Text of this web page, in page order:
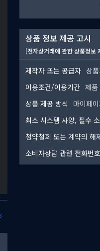
상품 정보 제공 고시
[전자상거래에 관한 상품정보
제작자 또는 공급자 상
이용조건/이용기간 제
상품 제공 방식
마이페
최소 시스템 사양, 필수
청약철회 또는 계약의 해
소비자상담 관련 전화번호